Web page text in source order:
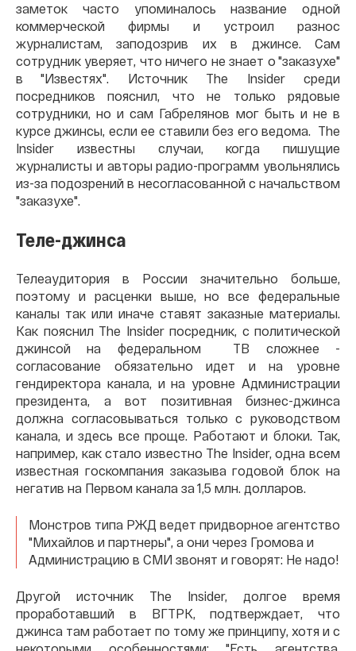
заметок часто упоминалось название одной
коммерческой фирмы и устроил разнос
журналистам, заподозрив их в джинсе. Сам
сотрудник уверяет, что ничего не знает о "заказухе"
в "Известях". Источник The Insider среди
посредников пояснил, что не только рядовые
сотрудники, но и сам Габрелянов мог быть и не в
курсе джинсы, если ее ставили без его ведома. The
Insider известны случаи, когда пишущие
журналисты и авторы радио-программ увольнялись
из-за подозрений в несогласованной с начальством
"заказухе".
Теле-джинса
Телеаудитория в России значительно больше,
поэтому и расценки выше, но все федеральные
каналы так или иначе ставят заказные материалы.
Как пояснил The Insider посредник, с политической
джинсой на федеральном ТВ сложнее -
согласование обязательно идет и на уровне
гендиректора канала, и на уровне Администрации
президента, а вот позитивная бизнес-джинса
должна соглаcовываться только с руководством
канала, и здесь все проще. Работают и блоки. Так,
например, как стало известно The Insider, одна всем
известная госкомпания заказыва годовой блок на
негатив на Первом канала за 1,5 млн. долларов.
Монстров типа РЖД ведет придворное агентство
"Михайлов и партнеры", а они через Громова и
Администрацию в СМИ звонят и говорят: Не надо!
Другой источник The Insider, долгое время
проработавший в ВГТРК, подтверждает, что
джинса там работает по тому же принципу, хотя и с